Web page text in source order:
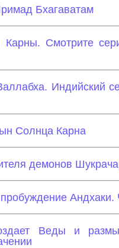
Бхагаватам
Карны. Смотрите
Индийский
Солнца Карна
демонов
Андхаки.
Веды и